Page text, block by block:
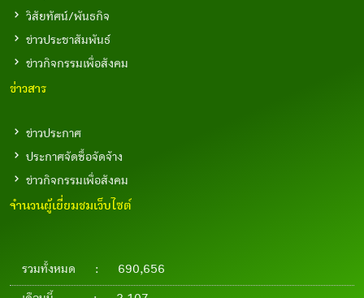
วิสัยทัศน์/พันธกิจ
ข่าวประชาสัมพันธ์
ข่าวกิจกรรมเพื่อสังคม
ข่าวสาร
ข่าวประกาศ
ประกาศจัดซื้อจัดจ้าง
ข่าวกิจกรรมเพื่อสังคม
จำนวนผู้เยี่ยมชมเว็บไซต์
รวมทั้งหมด : 690,656